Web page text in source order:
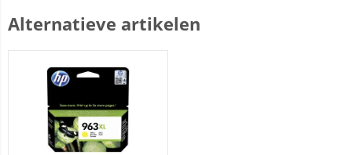
Alternatieve artikelen